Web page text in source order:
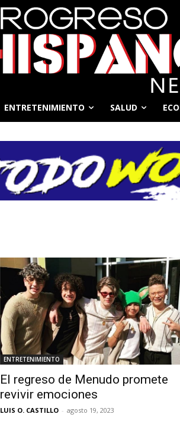
ENTRETENIMIENTO SALUD
ENTRETENIMIENTO
El regreso de Menudo promete
revivir emociones
LUIS O. CASTILLO - agosto 19, 2023